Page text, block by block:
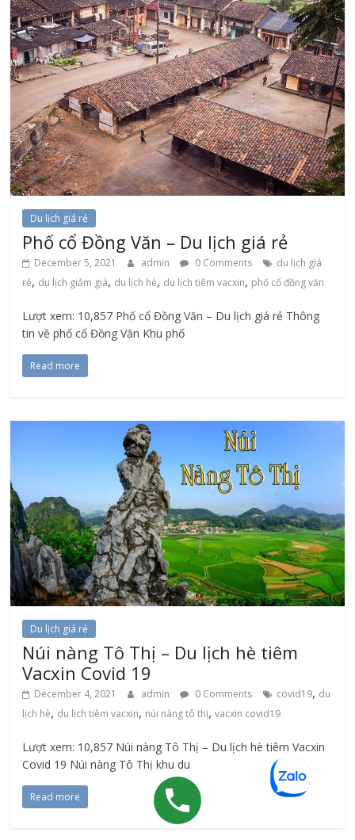
Du lịch giá rẻ
Phố cổ Đồng Văn – Du lịch giá rẻ
December 5, 2021 admin 0 Comments
du lịch giá
rẻ, du lịch giảm giá, du lịch hè, du lịch tiêm vacxin, phố cổ đồng văn
Lượt xem: 10,857 Phố cổ Đồng Văn – Du lịch giá rẻ Thông
tin về phố cổ Đồng Văn Khu phố
Read more
Du lịch giá rẻ
Núi nàng Tô Thị – Du lịch hè tiêm
Vacxin Covid 19
December 4, 2021 admin 0 Comments covid19, du
lịch hè, du lịch tiêm vacxin, núi nàng tô thị,vacxin covid19
Lượt xem: 10,857 Núi nàng Tô Thị – Du lịch hè tiêm Vacxin
Covid 19 Núi nàng Tô Thị khu du
Read more